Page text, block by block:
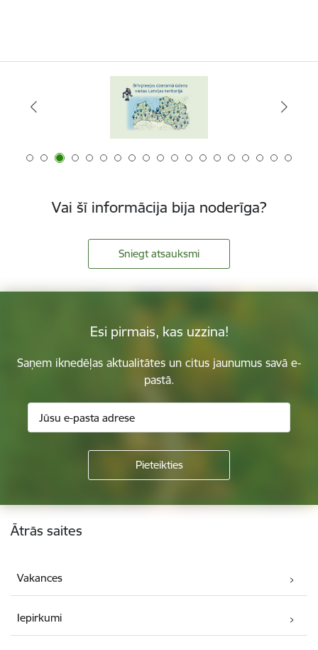
Vai šī informācija bija noderīga?
Sniegt atsauksmi
Esi pirmais, kas uzzina!
Saņem iknedēļas aktualitātes un citus jaunumus savā e-
pastā.
Kājene
Ātrās saites
Vakances
Iepirkumi